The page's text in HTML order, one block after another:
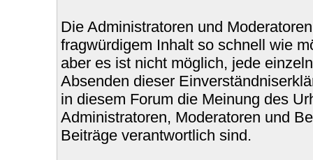
Die Administratoren und
fragwürdigem Inhalt so schnell wie
aber es ist nicht möglich, jede
Absenden dieser
in diesem Forum die Meinung des
Administratoren, Moderatoren und
Beiträge verantwortlich sind.